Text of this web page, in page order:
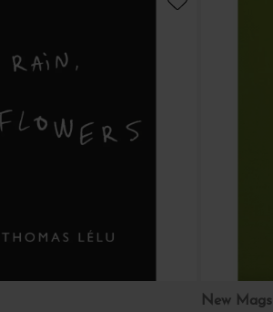
New Mags